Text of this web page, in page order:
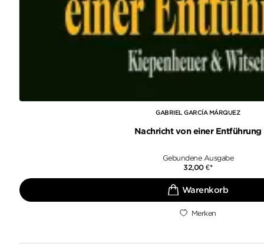
GABRIEL GARCÍA MÁRQUEZ
Nachricht von einer Entführung
Gebundene Ausgabe
32,00€*
Merken